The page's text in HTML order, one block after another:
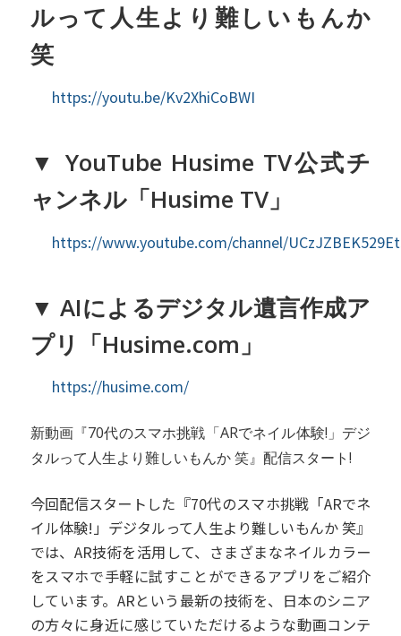
ルって人生より難しいもんか
笑
https://youtu.be/Kv2XhiCoBWI
▼ YouTube Husime TV公式チ
ャンネル「Husime TV」
https://www.youtube.com/channel/
▼ AIによるデジタル遺言作成ア
プリ「Husime.com」
https://husime.com/
新動画『70代のスマホ挑戦「ARでネイル体験!」デジ
タルって人生より難しいもんか 笑』配信スタート!
今回配信スタートした『70代のスマホ挑戦「ARでネ
イル体験!」デジタルって人生より難しいもんか 笑』
では、AR技術を活用して、さまざまなネイルカラー
をスマホで手軽に試すことができるアプリをご紹介
しています。ARという最新の技術を、日本のシニア
の方々に身近に感じていただけるような動画コンテ